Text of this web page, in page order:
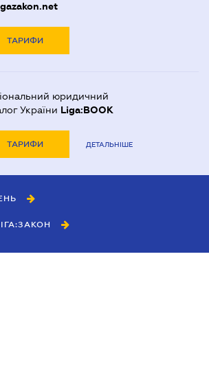
ТАРИФИ
юридичний
України Liga:BOOK
ТАРИФИ ДЕТАЛЬНІШЕ